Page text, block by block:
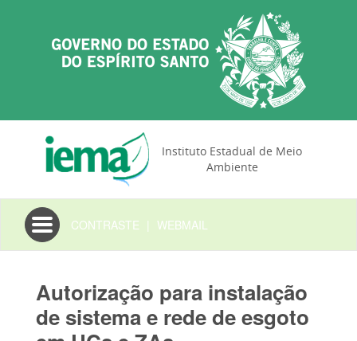
Instituto Estadual de Meio
Ambiente
Toggle
navigation
CONTRASTE | WEBMAIL
Autorização para instalação
de sistema e rede de esgoto